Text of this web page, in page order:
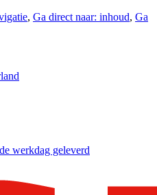
, Ga direct naar: inhoud, Ga
werkdag geleverd